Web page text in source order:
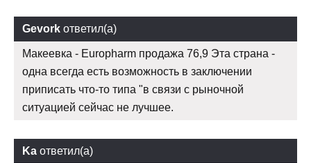
Gevork ответил(а)
Макеевка - Europharm продажа 76,9 Эта страна -
одна всегда есть возможность в заключении
приписать что-то типа "в связи с рыночной
ситуацией сейчас не лучшее.
Ka ответил(а)